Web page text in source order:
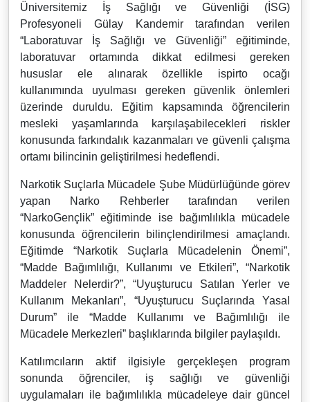
Üniversitemiz İş Sağlığı ve Güvenliği (İSG)
Profesyoneli Gülay Kandemir tarafından verilen
“Laboratuvar İş Sağlığı ve Güvenliği” eğitiminde,
laboratuvar ortamında dikkat edilmesi gereken
hususlar ele alınarak özellikle ispirto ocağı
kullanımında uyulması gereken güvenlik önlemleri
üzerinde duruldu. Eğitim kapsamında öğrencilerin
mesleki yaşamlarında karşılaşabilecekleri riskler
konusunda farkındalık kazanmaları ve güvenli çalışma
ortamı bilincinin geliştirilmesi hedeflendi.
Narkotik Suçlarla Mücadele Şube Müdürlüğünde görev
yapan Narko Rehberler tarafından verilen
“NarkoGençlik” eğitiminde ise bağımlılıkla mücadele
konusunda öğrencilerin bilinçlendirilmesi amaçlandı.
Eğitimde “Narkotik Suçlarla Mücadelenin Önemi”,
“Madde Bağımlılığı, Kullanımı ve Etkileri”, “Narkotik
Maddeler Nelerdir?”, “Uyuşturucu Satılan Yerler ve
Kullanım Mekanları”, “Uyuşturucu Suçlarında Yasal
Durum” ile “Madde Kullanımı ve Bağımlılığı ile
Mücadele Merkezleri” başlıklarında bilgiler paylaşıldı.
Katılımcıların aktif ilgisiyle gerçekleşen program
sonunda öğrenciler, iş sağlığı ve güvenliği
uygulamaları ile bağımlılıkla mücadeleye dair güncel